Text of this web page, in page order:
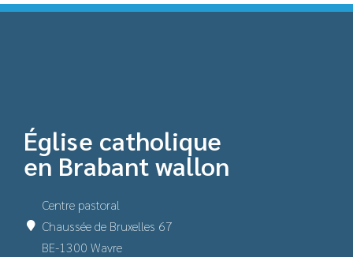
Église catholique
en Brabant wallon
Centre pastoral
Chaussée de Bruxelles 67
BE-1300 Wavre